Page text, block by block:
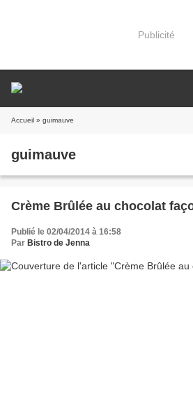
Publicité
Accueil » guimauve
guimauve
Crème Brûlée au chocolat
Publié le 02/04/2014 à 16:58
Par Bistro de Jenna